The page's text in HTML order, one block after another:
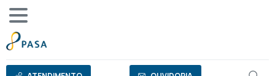
conteúdo